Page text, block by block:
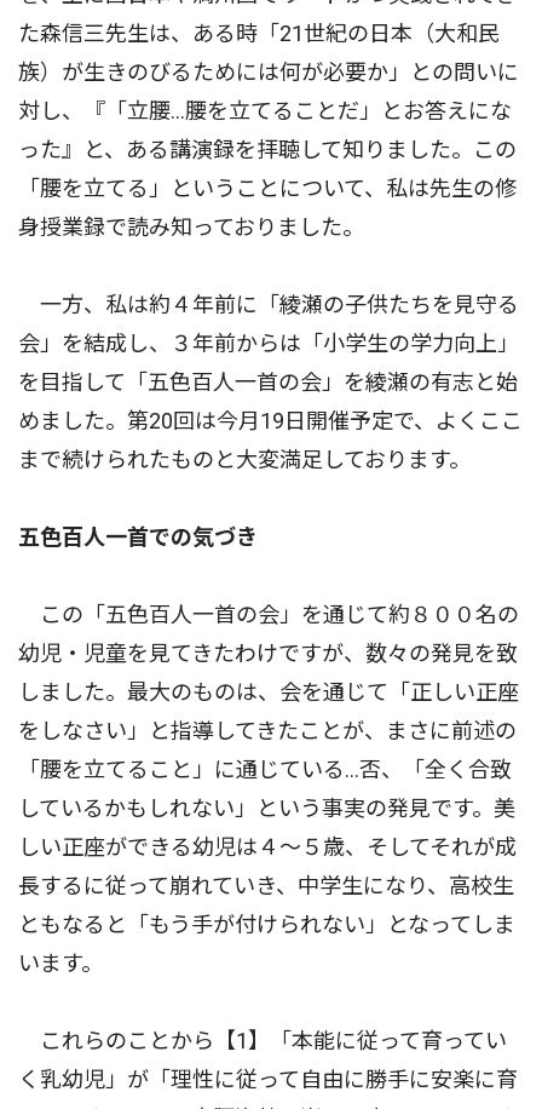
た森信三先生は、ある時「21世紀の日本（大和民
族）が生きのびるためには何が必要か」との問いに
対し、『「立腰…腰を立てることだ」とお答えにな
った』と、ある講演録を拝聴して知りました。この
「腰を立てる」ということについて、私は先生の修
身授業録で読み知っておりました。
一方、私は約４年前に「綾瀬の子供たちを見守る
会」を結成し、３年前からは「小学生の学力向上」
を目指して「五色百人一首の会」を綾瀬の有志と始
めました。第20回は今月19日開催予定で、よくここ
まで続けられたものと大変満足しております。
五色百人一首での気づき
この「五色百人一首の会」を通じて約８００名の
幼児・児童を見てきたわけですが、数々の発見を致
しました。最大のものは、会を通じて「正しい正座
をしなさい」と指導してきたことが、まさに前述の
「腰を立てること」に通じている…否、「全く合致
しているかもしれない」という事実の発見です。美
しい正座ができる幼児は４〜５歳、そしてそれが成
長するに従って崩れていき、中学生になり、高校生
ともなると「もう手が付けられない」となってしま
います。
これらのことから【1】「本能に従って育ってい
く乳幼児」が「理性に従って自由に勝手に安楽に育